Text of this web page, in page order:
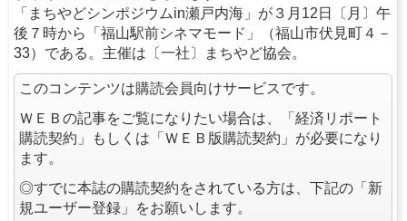
「まちやどシンポジウムin瀬戸内海」が３月12日〔月〕午
後７時から「福山駅前シネマモード」（福山市伏見町４－
33）である。主催は〔一社〕まちやど協会。
このコンテンツは購読会員向けサービスです。
ＷＥＢの記事をご覧になりたい場合は、「経済リポート
購読契約」もしくは「ＷＥＢ版購読契約」が必要になり
ます。
◎すでに本誌の購読契約をされている方は、下記の「新
規ユーザー登録」をお願いします。